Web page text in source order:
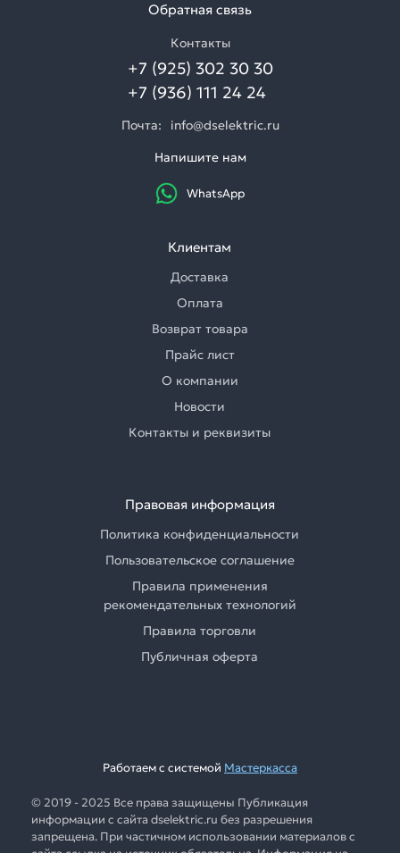
Обратная связь
Контакты
+7 (925) 302 30 30
+7 (936) 111 24 24
Почта:
info@dselektric.ru
Напишите нам
WhatsApp
Клиентам
Доставка
Оплата
Возврат товара
Прайс лист
О компании
Новости
Контакты и реквизиты
Правовая информация
Политика конфиденциальности
Пользовательское соглашение
Правила применения
рекомендательных технологий
Правила торговли
Публичная оферта
Работаем с системой Мастеркасса
© 2019 - 2025 Все права защищены Публикация
информации с сайта dselektric.ru без разрешения
запрещена. При частичном использовании материалов с